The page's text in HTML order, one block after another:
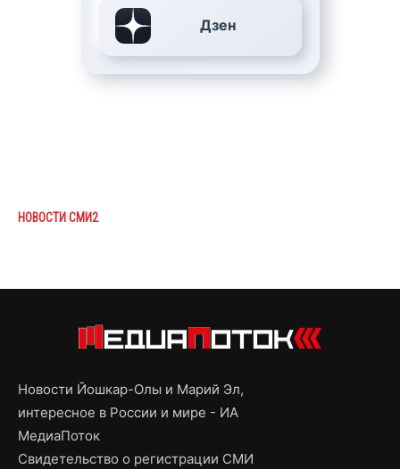
Дзен
НОВОСТИ СМИ2
Новости Йошкар-Олы и Марий Эл,
интересное в России и мире - ИА
МедиаПоток
Свидетельство о регистрации СМИ